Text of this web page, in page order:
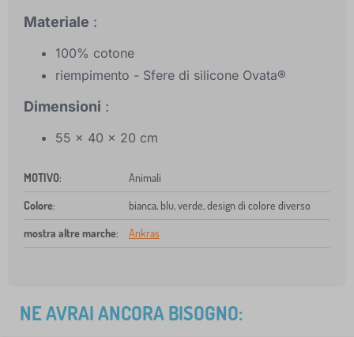
Materiale :
100% cotone
riempimento - Sfere di silicone Ovata®
Dimensioni :
55 x 40 x 20 cm
MOTIVO: Animali
Colore: bianca, blu, verde, design di colore diverso
mostra altre marche: Ankras
NE AVRAI ANCORA BISOGNO: